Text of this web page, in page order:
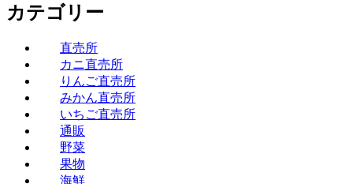
カテゴリー
直売所
カニ直売所
りんご直売所
みかん直売所
いちご直売所
通販
野菜
果物
海鮮